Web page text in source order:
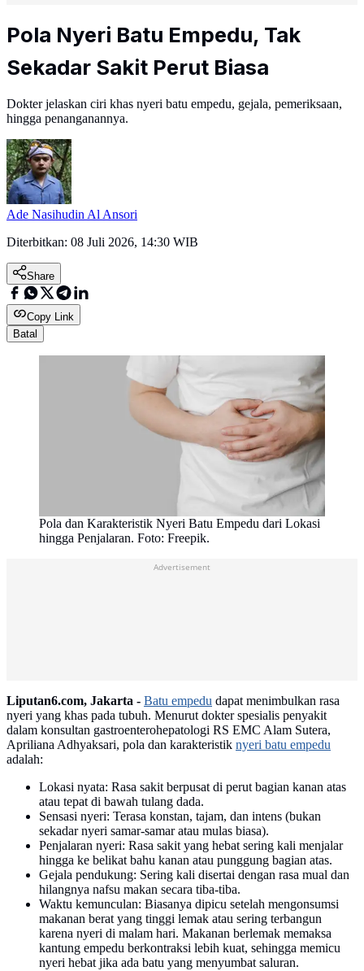
Pola Nyeri Batu Empedu, Tak
Sekadar Sakit Perut Biasa
Dokter jelaskan ciri khas nyeri batu empedu, gejala, pemeriksaan,
hingga penanganannya.
Ade Nasihudin Al Ansori
Diterbitkan: 08 Juli 2026, 14:30 WIB
Share
Copy Link
Batal
Pola dan Karakteristik Nyeri Batu Empedu dari Lokasi
hingga Penjalaran. Foto: Freepik.
Advertisement
Liputan6.com, Jakarta - Batu empedu dapat menimbulkan rasa
nyeri yang khas pada tubuh. Menurut dokter spesialis penyakit
dalam konsultan gastroenterohepatologi RS EMC Alam Sutera,
Apriliana Adhyaksari, pola dan karakteristik nyeri batu empedu
adalah:
Lokasi nyata: Rasa sakit berpusat di perut bagian kanan atas
atau tepat di bawah tulang dada.
Sensasi nyeri: Terasa konstan, tajam, dan intens (bukan
sekadar nyeri samar-samar atau mulas biasa).
Penjalaran nyeri: Rasa sakit yang hebat sering kali menjalar
hingga ke belikat bahu kanan atau punggung bagian atas.
Gejala pendukung: Sering kali disertai dengan rasa mual dan
hilangnya nafsu makan secara tiba-tiba.
Waktu kemunculan: Biasanya dipicu setelah mengonsumsi
makanan berat yang tinggi lemak atau sering terbangun
karena nyeri di malam hari. Makanan berlemak memaksa
kantung empedu berkontraksi lebih kuat, sehingga memicu
nyeri hebat jika ada batu yang menyumbat saluran.